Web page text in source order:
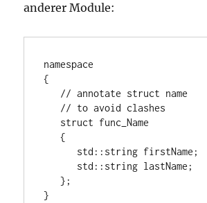
anderer Module:
namespace
{
   {
   };
}